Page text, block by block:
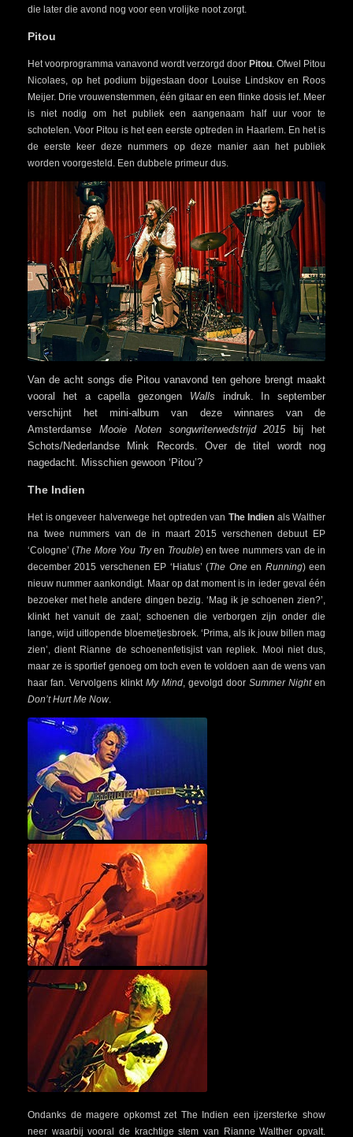
die later die avond nog voor een vrolijke noot zorgt.
Pitou
Het voorprogramma vanavond wordt verzorgd door Pitou. Ofwel Pitou
Nicolaes, op het podium bijgestaan door Louise Lindskov en Roos
Meijer. Drie vrouwenstemmen, één gitaar en een flinke dosis lef. Meer
is niet nodig om het publiek een aangenaam half uur voor te
schotelen. Voor Pitou is het een eerste optreden in Haarlem. En het is
de eerste keer deze nummers op deze manier aan het publiek
worden voorgesteld. Een dubbele primeur dus.
Van de acht songs die Pitou vanavond ten gehore brengt maakt
vooral het a capella gezongen Walls indruk. In september
verschijnt het mini-album van deze winnares van de
Amsterdamse Mooie Noten songwriterwedstrijd 2015bij het
Schots/Nederlandse Mink Records. Over de titel wordt nog
nagedacht. Misschien gewoon ‘Pitou’?
The Indien
Het is ongeveer halverwege het optreden van The Indien als Walther
na twee nummers van de in maart 2015 verschenen debuut EP
‘Cologne’ (The More You Tryen Trouble) en twee nummers van de in
december 2015 verschenen EP ‘Hiatus’ (The Oneen Running) een
nieuw nummer aankondigt. Maar op dat moment is in ieder geval één
bezoeker met hele andere dingen bezig. ‘Mag ik je schoenen zien?’,
klinkt het vanuit de zaal; schoenen die verborgen zijn onder die
lange, wijd uitlopende bloemetjesbroek. ‘Prima, als ik jouw billen mag
zien’, dient Rianne de schoenenfetisjist van repliek. Mooi niet dus,
maar ze is sportief genoeg om toch even te voldoen aan de wens van
haar fan. Vervolgens klinkt My Mind, gevolgd door Summer Nighten
Don’t Hurt Me Now.
Ondanks de magere opkomst zet The Indien een ijzersterke show
neer waarbij vooral de krachtige stem van Rianne Walther opvalt.